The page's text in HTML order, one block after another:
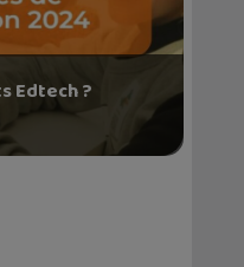
Edtech ?